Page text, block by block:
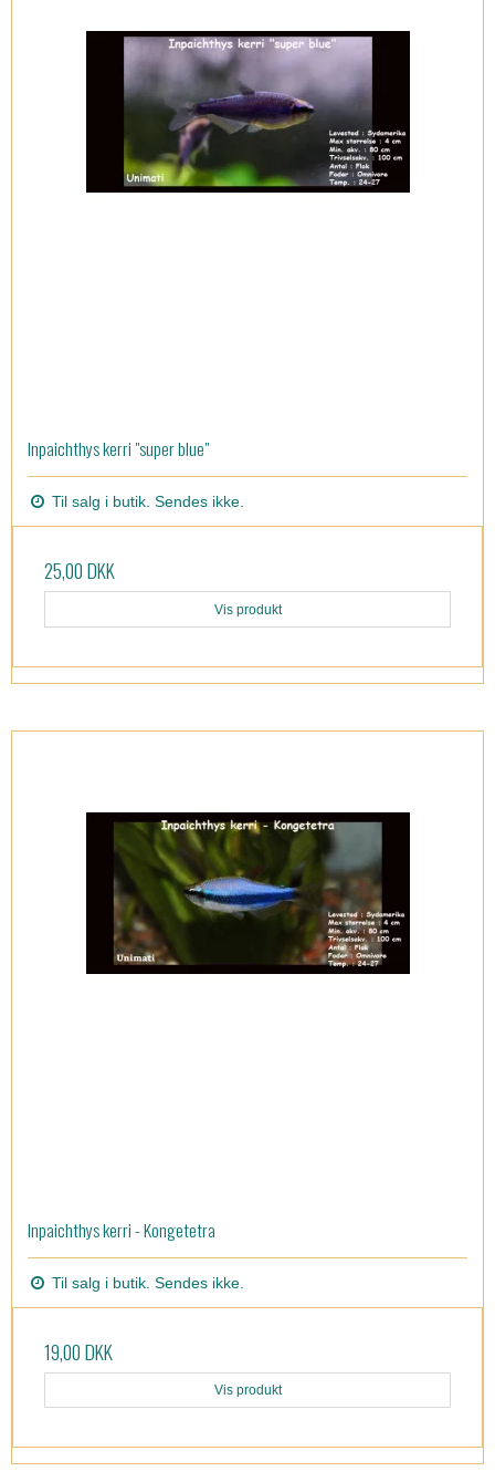
Inpaichthys kerri "super blue"
Til salg i butik. Sendes ikke.
25,00 DKK
Vis produkt
Inpaichthys kerri - Kongetetra
Til salg i butik. Sendes ikke.
19,00 DKK
Vis produkt